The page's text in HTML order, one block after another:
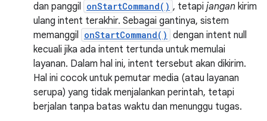
dan panggil onStartCommand() , tetapi jangan kirim
ulang intent terakhir. Sebagai gantinya, sistem
memanggil onStartCommand() dengan intent null
kecuali jika ada intent tertunda untuk memulai
layanan. Dalam hal ini, intent tersebut akan dikirim.
Hal ini cocok untuk pemutar media (atau layanan
serupa) yang tidak menjalankan perintah, tetapi
berjalan tanpa batas waktu dan menunggu tugas.